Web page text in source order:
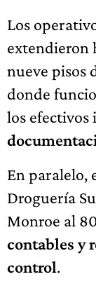
Los
extendieron
nueve pisos
donde
los efectivos
En paralelo,
Droguería
Monroe al
contables y
control.